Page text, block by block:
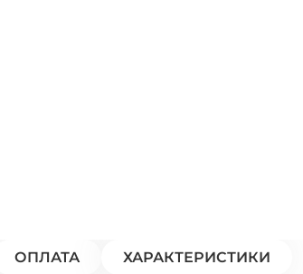
ОПЛАТА ХАРАКТЕРИСТИКИ